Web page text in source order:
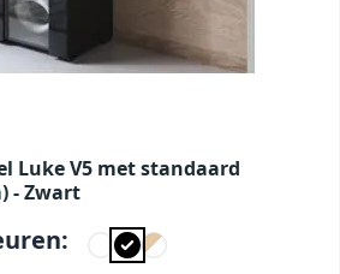
Luke V5 met standaard
- Zwart